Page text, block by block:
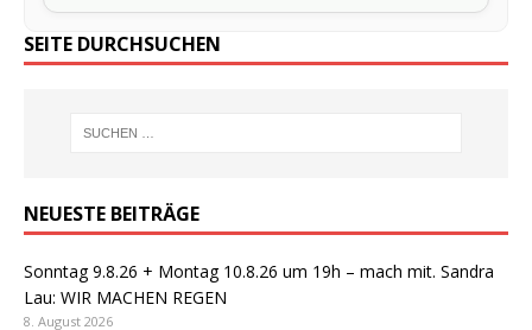
SEITE DURCHSUCHEN
NEUESTE BEITRÄGE
Sonntag 9.8.26 + Montag 10.8.26 um 19h – mach mit. Sandra
Lau: WIR MACHEN REGEN
8. August 2026